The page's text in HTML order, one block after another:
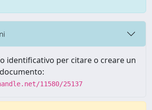
identificativo per citare o creare un
11580/25137